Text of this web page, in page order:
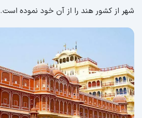
شهر از کشور هند را از آن خود نموده است.